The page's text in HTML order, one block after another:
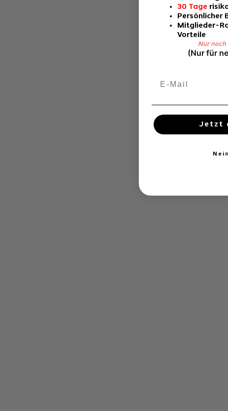
30 Tage
Persönlicher
Mitglieder-
Vorteile
Nur noch
(Nur für
Jetzt